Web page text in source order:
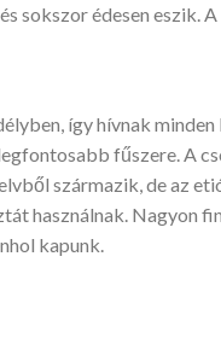
sokszor édesen eszik.
így hívnak
fűszere. A
származik, de az
használnak. Nagyon
kapunk.